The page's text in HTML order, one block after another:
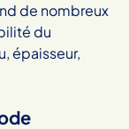
de nombreux
du
épaisseur,